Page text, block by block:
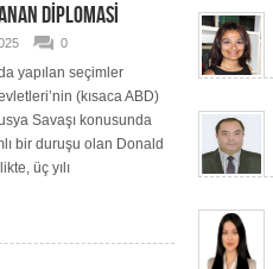
DİPLOMASİ
0
yapılan seçimler
(kısaca ABD)
Savaşı konusunda
bir duruşu olan Donald
üç yılı